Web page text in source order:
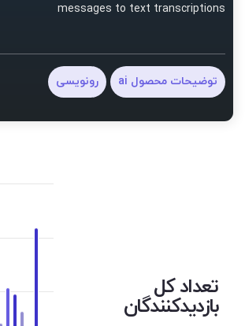
messages to text transcriptions
توضیحات محصول ai رونویسی
تعداد کل
بازدیدکنندگان